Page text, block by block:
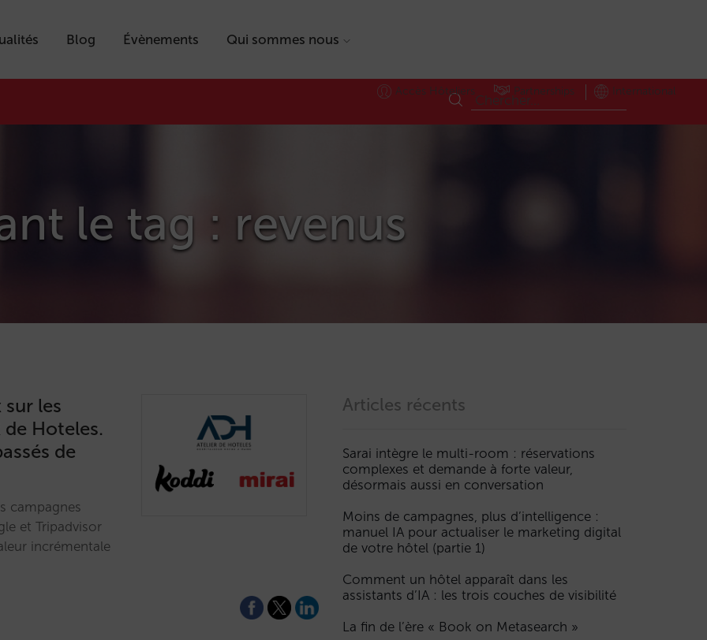
Blog Évènements Qui sommes nous
Accès Hôteliers Partnerships International
le tag : revenus
les
de Hoteles.
de
campagnes
et Tripadvisor
incrémentale
Articles récents
Sarai intègre le multi-room : réservations
complexes et demande à forte valeur,
désormais aussi en conversation
Moins de campagnes, plus d’intelligence :
manuel IA pour actualiser le marketing digital
de votre hôtel (partie 1)
Comment un hôtel apparaît dans les
assistants d’IA : les trois couches de visibilité
La fin de l’ère « Book on Metasearch »